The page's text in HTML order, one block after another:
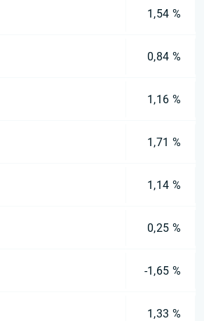
1,54 %
0,84 %
1,16 %
1,71 %
1,14 %
0,25 %
-1,65 %
1,33 %